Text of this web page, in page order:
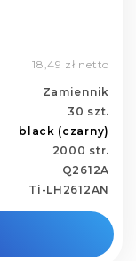
18,49 zł netto
Zamiennik
30 szt.
black (czarny)
2000 str.
Q2612A
Ti-LH2612AN